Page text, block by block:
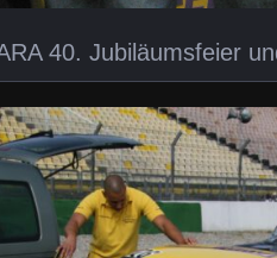
40. Jubiläumsfeier